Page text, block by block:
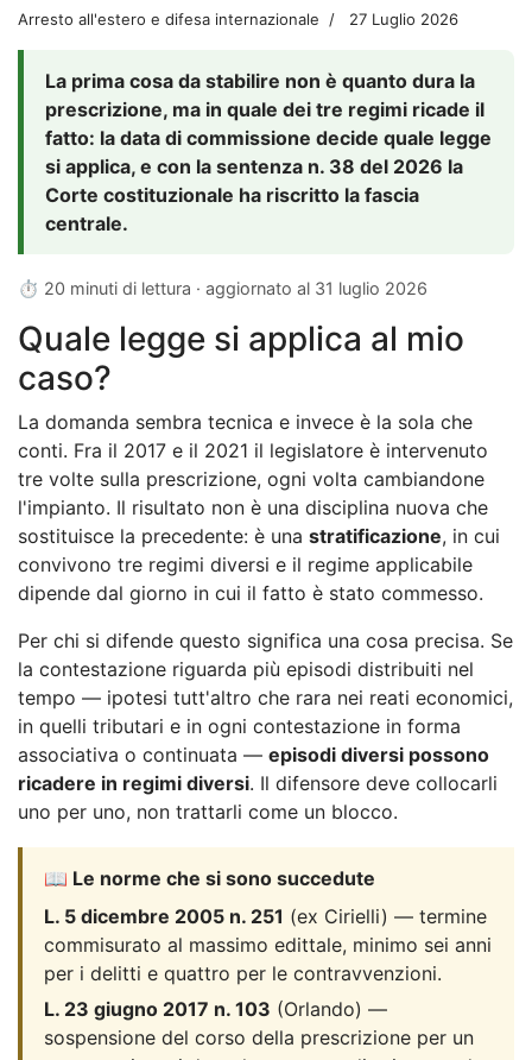
Arresto all'estero e difesa internazionale 27 Luglio 2026
La prima cosa da stabilire non è quanto dura la
prescrizione, ma in quale dei tre regimi ricade il
fatto: la data di commissione decide quale legge
si applica, e con la sentenza n. 38 del 2026 la
Corte costituzionale ha riscritto la fascia
centrale.
⏱ 20 minuti di lettura · aggiornato al 31 luglio 2026
Quale legge si applica al mio
caso?
La domanda sembra tecnica e invece è la sola che
conti. Fra il 2017 e il 2021 il legislatore è intervenuto
tre volte sulla prescrizione, ogni volta cambiandone
l'impianto. Il risultato non è una disciplina nuova che
sostituisce la precedente: è una stratificazione, in cui
convivono tre regimi diversi e il regime applicabile
dipende dal giorno in cui il fatto è stato commesso.
Per chi si difende questo significa una cosa precisa. Se
la contestazione riguarda più episodi distribuiti nel
tempo — ipotesi tutt'altro che rara nei reati economici,
in quelli tributari e in ogni contestazione in forma
associativa o continuata — episodi diversi possono
ricadere in regimi diversi. Il difensore deve collocarli
uno per uno, non trattarli come un blocco.
📖 Le norme che si sono succedute
L. 5 dicembre 2005 n. 251 (ex Cirielli) — termine
commisurato al massimo edittale, minimo sei anni
per i delitti e quattro per le contravvenzioni.
L. 23 giugno 2017 n. 103 (Orlando) —
sospensione del corso della prescrizione per un